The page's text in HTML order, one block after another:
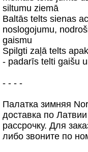
siltumu ziemā
Baltās telts sienas
noslogojumu,
gaismu
Spilgti zaļā telts
- padarīs telti gaišu
- - - -
Палатка зимняя
доставка по
рассрочку. Для
либо звоните по